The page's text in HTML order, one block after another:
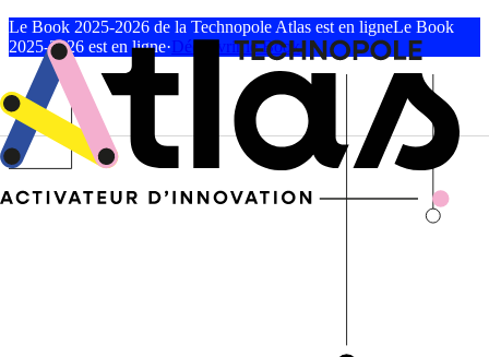
Le Book 2025-2026 de la Technopole Atlas est en ligneLe Book
2025-2026 est en ligne·Découvrir le Book